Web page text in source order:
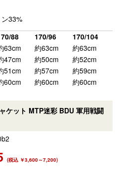
33%
88 170/96
170/104
63cm 約63cm
約63cm
47cm 約50cm
約52cm
51cm 約57cm
約59cm
60cm 約60cm 約60cm
ケット MTP迷彩 BDU 軍用戦闘
(税込 ￥3,600～7,200)